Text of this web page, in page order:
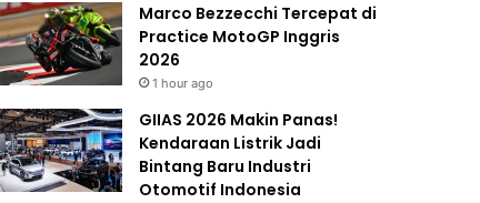
Marco Bezzecchi Tercepat di
Practice MotoGP Inggris
2026
1 hour ago
GIIAS 2026 Makin Panas!
Kendaraan Listrik Jadi
Bintang Baru Industri
Otomotif Indonesia